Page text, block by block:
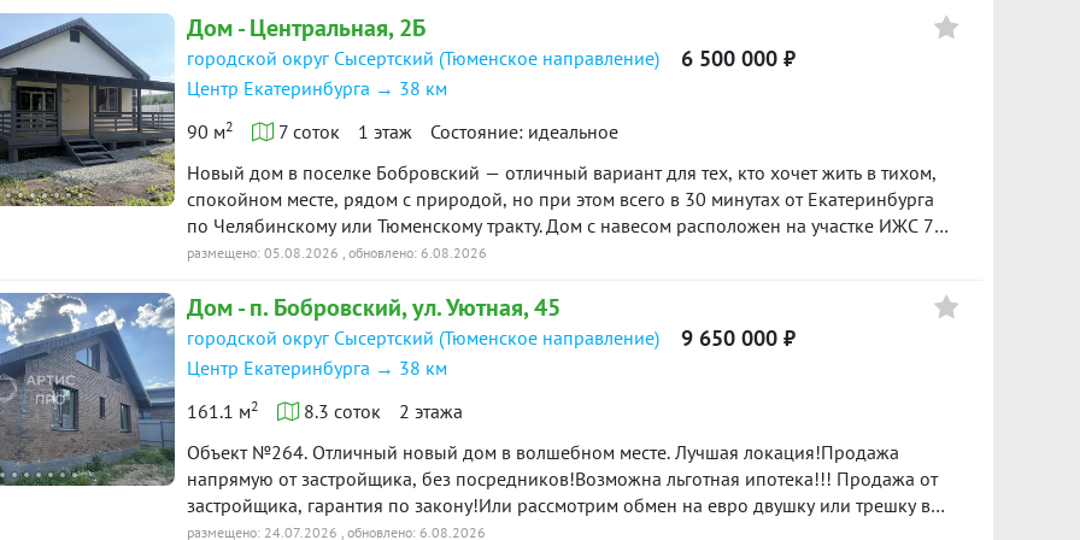
историю: 23 предложения →
Дом - Центральная, 2Б
городской округ Сысертский (Тюменское направление)
Центр Екатеринбурга → 38 км
90 м2 7 соток 1 этаж Состояние: идеальное
6 500 000 ₽
Новый дом в поселке Бобровский — отличный вариант для тех, кто хочет жить в тихом,
спокойном месте, рядом с природой, но при этом всего в 30 минутах от Екатеринбурга
по Челябинскому или Тюменскому тракту. Дом с навесом расположен на участке ИЖС 7
соток. Внутри две спальни и просторная кухня-гостиная. Дом построен из газоблока с
Подключены электричество 15 кВт, собственная скважина и канализация — можно сразу
приступать к обустройству. Поселок отлично подходит для постоянного проживания, есть
школа, детский сад, магазины, больница, пункты выдачи заказов и школьный автобус,
новые асфальтированные дороги Цена Продажа от застройщика. Подходит семейная
ипотека и другие программы. Поможем с одобрением ипотеки, продажей вашей
размещено: 05.08.2026 , обновлено: 6.08.2026
Дом - п. Бобровский, ул. Уютная, 45
городской округ Сысертский (Тюменское направление)
Центр Екатеринбурга → 38 км
161.1 м2 8.3 соток 2 этажа
9 650 000 ₽
Объект №264. Отличный новый дом в волшебном месте. Лучшая локация!Продажа
напрямую от застройщика, без посредников!Возможна льготная ипотека!!! Продажа от
застройщика, гарантия по закону!Или рассмотрим обмен на евро двушку или трешку в
Солнечном!Дом 161,1 м2, участок 8,25 сотки правильной формы.В доме три спальни,
размещено: 24.07.2026 , обновлено: 6.08.2026